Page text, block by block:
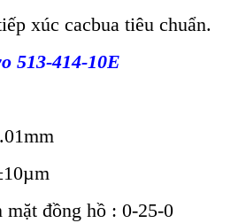
xúc cacbua tiêu chuẩn.
513-414-10E
mặt đồng hồ : 0-25-0